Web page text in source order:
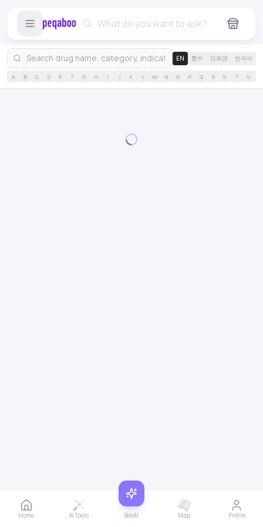
EN 繁中 日本語 한국어
A B C D E F G H I J K L M N O P Q R S T U
Home AI Tools BooAI Map Profile